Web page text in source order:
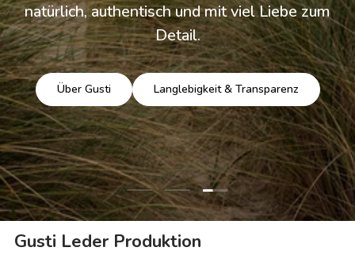
natürlich, authentisch und mit viel Liebe zum
Detail.
Über Gusti Langlebigkeit & Transparenz
Folie laden 1 von 3
Folie laden 2 von 3
Folie laden 3 von 3
Gusti Leder Produktion